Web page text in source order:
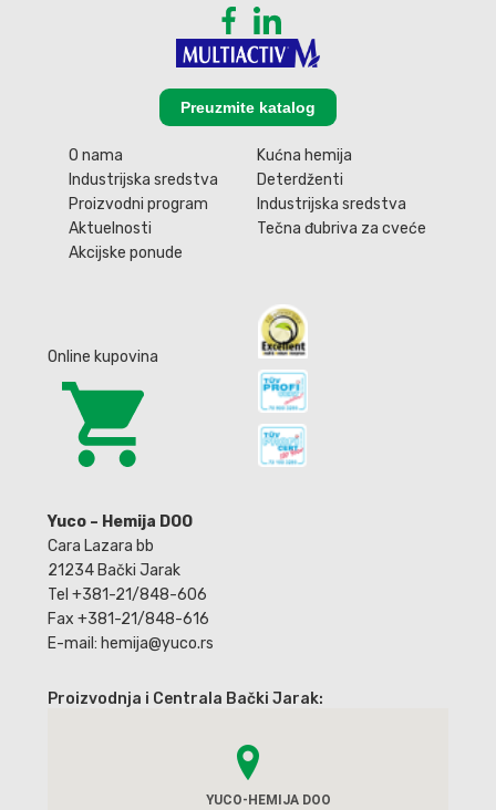
O nama
Industrijska sredstva
Proizvodni program
Aktuelnosti
Akcijske ponude
Preuzmite katalog
Kućna hemija
Deterdženti
Industrijska sredstva
Tečna đubriva za cveće
Online kupovina
Yuco – Hemija DOO
Cara Lazara bb
21234 Bački Jarak
Tel +381-21/848-606
Fax +381-21/848-616
E-mail: hemija@yuco.rs
Proizvodnja i Centrala Bački Jarak:
YUCO-HEMIJA DOO